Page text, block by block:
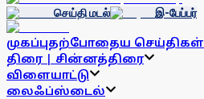
செய்தி மடல் இ-பேப்பர்
முகப்புதற்போதைய செய்திகள்
திரை | சின்னத்திரை
விளையாட்டு
லைஃப்ஸ்டைல்